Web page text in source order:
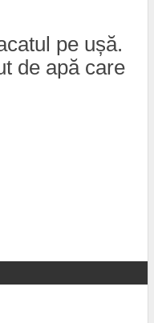
pe ușă.
de apă care